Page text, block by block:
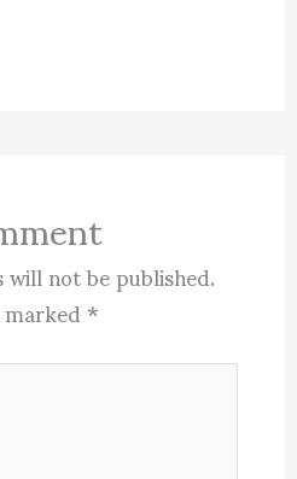
not be published.
*